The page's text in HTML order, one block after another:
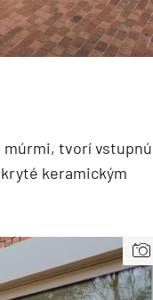
múrmi, tvorí vstupnú
keramickým